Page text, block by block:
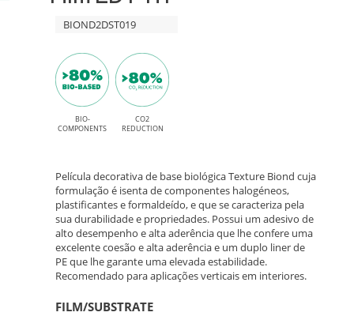
BIOND2DST019
BIO-
COMPONENTS
CO2
REDUCTION
Película decorativa de base biológica Texture Biond cuja
formulação é isenta de componentes halogéneos,
plastificantes e formaldeído, e que se caracteriza pela
sua durabilidade e propriedades. Possui um adesivo de
alto desempenho e alta aderência que lhe confere uma
excelente coesão e alta aderência e um duplo liner de
PE que lhe garante uma elevada estabilidade.
Recomendado para aplicações verticais em interiores.
FILM/SUBSTRATE
ST019
Calacatta
Gold
Filme
Based
Gold
adesivo
permanente
paredes,
portas